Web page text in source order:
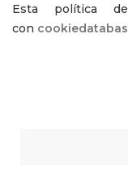
Esta política
con